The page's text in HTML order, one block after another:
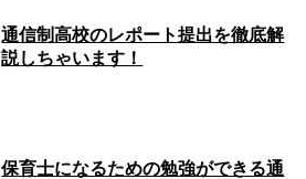
通信制高校のレポート提出を徹底解
説しちゃいます！
保育士になるための勉強ができる通